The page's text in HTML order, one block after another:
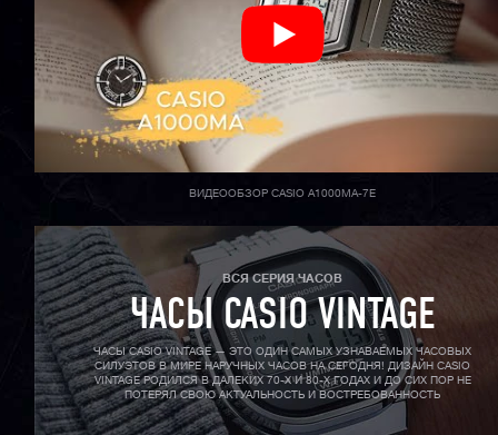
ВИДЕООБЗОР CASIO A1000MA-7E
ВСЯ СЕРИЯ ЧАСОВ
ЧАСЫ CASIO VINTAGE
ЧАСЫ CASIO VINTAGE — ЭТО ОДИН САМЫХ УЗНАВАЕМЫХ ЧАСОВЫХ
СИЛУЭТОВ В МИРЕ НАРУЧНЫХ ЧАСОВ НА СЕГОДНЯ! ДИЗАЙН CASIO
VINTAGE РОДИЛСЯ В ДАЛЕКИХ 70-X И 80-X ГОДАХ И ДО СИХ ПОР НЕ
ПОТЕРЯЛ СВОЮ АКТУАЛЬНОСТЬ И ВОСТРЕБОВАННОСТЬ